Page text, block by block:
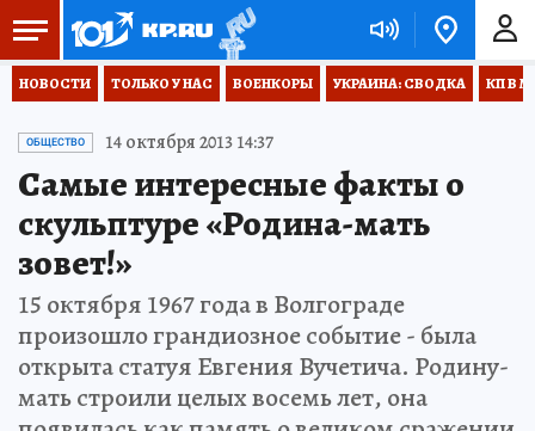
НОВОСТИ ТОЛЬКО У НАС ВОЕНКОРЫ УКРАИНА: СВОДКА КП В
ОБЩЕСТВО 14 октября 2013 14:37
Самые интересные факты о
скульптуре «Родина-мать
зовет!»
15 октября 1967 года в Волгограде
произошло грандиозное событие - была
открыта статуя Евгения Вучетича. Родину-
мать строили целых восемь лет, она